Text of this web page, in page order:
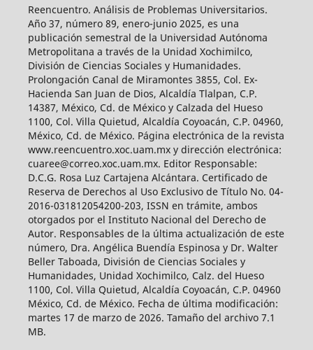
Reencuentro. Análisis de Problemas Universitarios.
Año 37, número 89, enero-junio 2025, es una
publicación semestral de la Universidad Autónoma
Metropolitana a través de la Unidad Xochimilco,
División de Ciencias Sociales y Humanidades.
Prolongación Canal de Miramontes 3855, Col. Ex-
Hacienda San Juan de Dios, Alcaldía Tlalpan, C.P.
14387, México, Cd. de México y Calzada del Hueso
1100, Col. Villa Quietud, Alcaldía Coyoacán, C.P. 04960,
México, Cd. de México. Página electrónica de la revista
www.reencuentro.xoc.uam.mx y dirección electrónica:
cuaree@correo.xoc.uam.mx. Editor Responsable:
D.C.G. Rosa Luz Cartajena Alcántara. Certificado de
Reserva de Derechos al Uso Exclusivo de Título No. 04-
2016-031812054200-203, ISSN en trámite, ambos
otorgados por el Instituto Nacional del Derecho de
Autor. Responsables de la última actualización de este
número, Dra. Angélica Buendía Espinosa y Dr. Walter
Beller Taboada, División de Ciencias Sociales y
Humanidades, Unidad Xochimilco, Calz. del Hueso
1100, Col. Villa Quietud, Alcaldía Coyoacán, C.P. 04960
México, Cd. de México. Fecha de última modificación:
martes 17 de marzo de 2026. Tamaño del archivo 7.1
MB.